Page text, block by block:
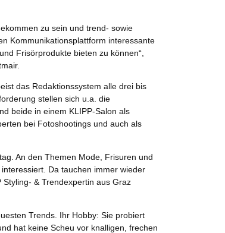
zu sein und trend- sowie
Kommunikationsplattform interessante
Frisörprodukte bieten zu können“,
das Redaktionssystem alle drei bis
stellen sich u.a. die
beide in einem KLIPP-Salon als
bei Fotoshootings und auch als
An den Themen Mode, Frisuren und
Da tauchen immer wieder
& Trendexpertin aus Graz
Trends. Ihr Hobby: Sie probiert
hat keine Scheu vor knalligen, frechen